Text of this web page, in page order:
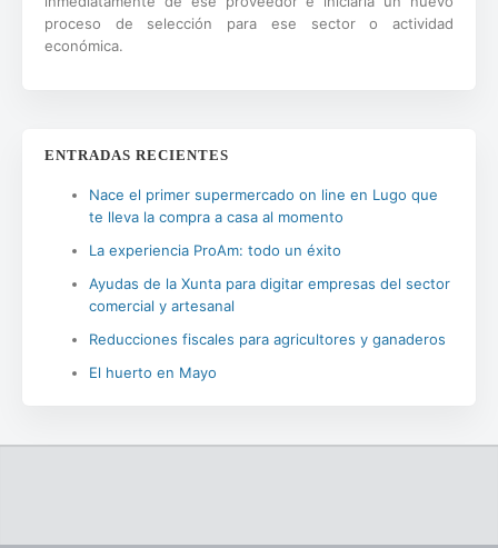
proceso de selección para ese sector o actividad
económica.
ENTRADAS RECIENTES
Nace el primer supermercado on line en Lugo que
te lleva la compra a casa al momento
La experiencia ProAm: todo un éxito
Ayudas de la Xunta para digitar empresas del sector
comercial y artesanal
Reducciones fiscales para agricultores y ganaderos
El huerto en Mayo